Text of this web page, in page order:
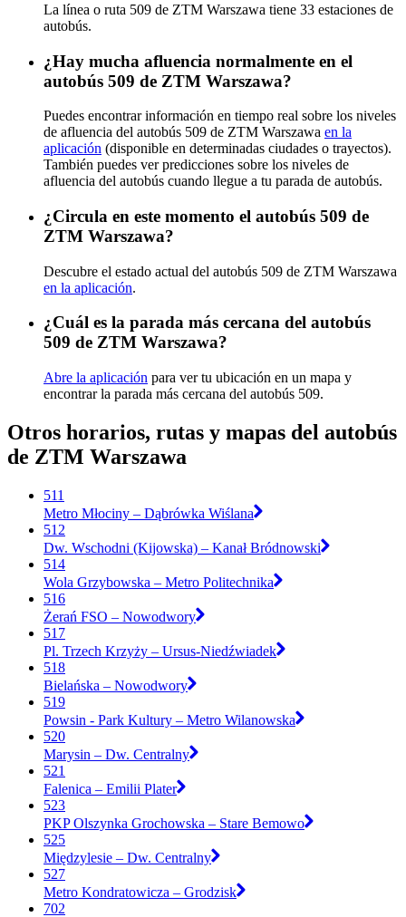
La línea o ruta 509 de ZTM Warszawa tiene 33 estaciones de
autobús.
¿Hay mucha afluencia normalmente en el
autobús 509 de ZTM Warszawa?
Puedes encontrar información en tiempo real sobre los niveles
de afluencia del autobús 509 de ZTM Warszawa en la
aplicación (disponible en determinadas ciudades o trayectos).
También puedes ver predicciones sobre los niveles de
afluencia del autobús cuando llegue a tu parada de autobús.
¿Circula en este momento el autobús 509 de
ZTM Warszawa?
Descubre el estado actual del autobús 509 de ZTM Warszawa
en la aplicación.
¿Cuál es la parada más cercana del autobús
509 de ZTM Warszawa?
Abre la aplicación para ver tu ubicación en un mapa y
encontrar la parada más cercana del autobús 509.
Otros horarios, rutas y mapas del autobús
de ZTM Warszawa
511
Metro Młociny – Dąbrówka Wiślana
512
Dw. Wschodni (Kijowska) – Kanał Bródnowski
514
Wola Grzybowska – Metro Politechnika
516
Żerań FSO – Nowodwory
517
Pl. Trzech Krzyży – Ursus-Niedźwiadek
518
Bielańska – Nowodwory
519
Powsin - Park Kultury – Metro Wilanowska
520
Marysin – Dw. Centralny
521
Falenica – Emilii Plater
523
PKP Olszynka Grochowska – Stare Bemowo
525
Międzylesie – Dw. Centralny
527
Metro Kondratowicza – Grodzisk
702